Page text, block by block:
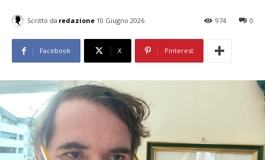
Scritto da redazione 10 Giugno 2026 0
974
Facebook X Pinterest